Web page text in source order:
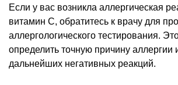
Если у вас возникла аллергическая
витамин С, обратитесь к врачу для
аллергологического тестирования.
определить точную причину аллергии
дальнейших негативных реакций.